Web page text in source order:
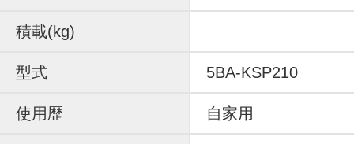
積載(kg)
型式 5BA-KSP210
使用歴 自家用